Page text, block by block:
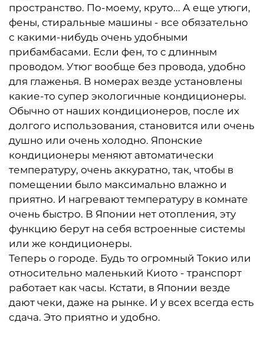
пространство. По-моему, круто... А еще утюги,
фены, стиральные машины - все обязательно
с какими-нибудь очень удобными
прибамбасами. Если фен, то с длинным
проводом. Утюг вообще без провода, удобно
для глаженья. В номерах везде установлены
какие-то супер экологичные кондиционеры.
Обычно от наших кондиционеров, после их
долгого использования, становится или очень
душно или очень холодно. Японские
кондиционеры меняют автоматически
температуру, очень аккуратно, так, чтобы в
помещении было максимально влажно и
приятно. И нагревают температуру в комнате
очень быстро. В Японии нет отопления, эту
функцию берут на себя встроенные системы
или же кондиционеры.
Теперь о городе. Будь то огромный Токио или
относительно маленький Киото - транспорт
работает как часы. Кстати, в Японии везде
дают чеки, даже на рынке. И у всех всегда есть
сдача. Это приятно и удобно.